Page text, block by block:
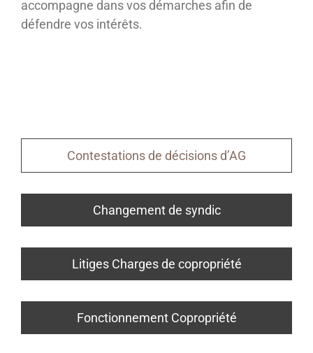
accompagne dans vos démarches afin de
défendre vos intérêts.
Contestations de décisions d’AG
Changement de syndic
Litiges Charges de copropriété
Fonctionnement Copropriété